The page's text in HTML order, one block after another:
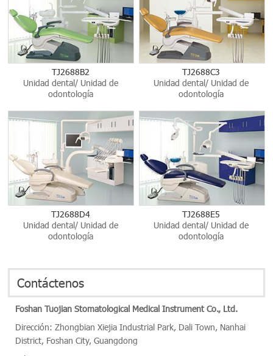
TJ2688B2
Unidad dental/ Unidad de
odontología
TJ2688C3
Unidad dental/ Unidad de
odontología
TJ2688D4
Unidad dental/ Unidad de
odontología
TJ2688E5
Unidad dental/ Unidad de
odontología
Contáctenos
Foshan Tuojian Stomatological Medical Instrument Co., Ltd.
Dirección: Zhongbian Xiejia Industrial Park, Dali Town, Nanhai
District, Foshan City, Guangdong